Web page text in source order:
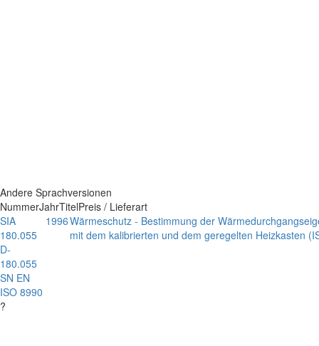
Andere Sprachversionen
NummerJahrTitelPreis / Lieferart
SIA
180.055
D-
180.055
SN EN
ISO 8990
?
1996Wärmeschutz - Bestimmung der
mit dem kalibrierten und dem geregelten Heizkasten